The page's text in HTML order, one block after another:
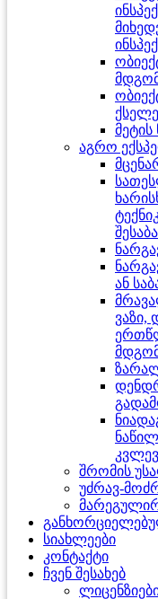
მეტის
აგრო
ან
ვაზი,
შრომის
უძრავ-
სიახლეები
კონტაქტი
ჩვენ შესახებ